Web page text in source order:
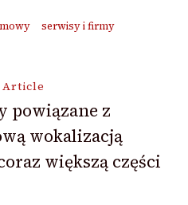
serwisy i firmy
Article
powiązane z
wokalizacją
większą części